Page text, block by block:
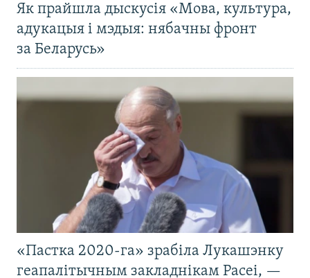
Як прайшла дыскусія «Мова, культура,
адукацыя і мэдыя: нябачны фронт
за Беларусь»
«Пастка 2020-га» зрабіла Лукашэнку
геапалітычным закладнікам Расеі, —